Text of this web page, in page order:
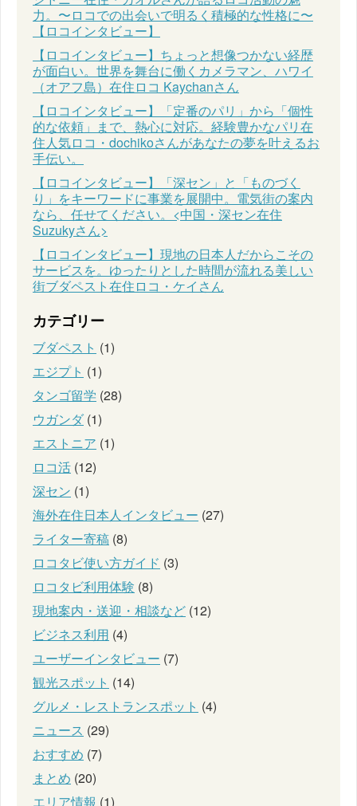
力。〜ロコでの出会いで明るく積極的な性格に〜
【ロコインタビュー】
【ロコインタビュー】ちょっと想像つかない経歴
が面白い。世界を舞台に働くカメラマン、ハワイ
（オアフ島）在住ロコ Kaychanさん
【ロコインタビュー】「定番のパリ」から「個性
的な依頼」まで、熱心に対応。経験豊かなパリ在
住人気ロコ・dochikoさんがあなたの夢を叶えるお
手伝い。
【ロコインタビュー】「深セン」と「ものづく
り」をキーワードに事業を展開中。電気街の案内
なら、任せてください。<中国・深セン在住
Suzukyさん>
【ロコインタビュー】現地の日本人だからこその
サービスを。ゆったりとした時間が流れる美しい
街ブダペスト在住ロコ・ケイさん
カテゴリー
ブダペスト (1)
エジプト (1)
タンゴ留学 (28)
ウガンダ(1)
エストニア (1)
ロコ活 (12)
深セン (1)
海外在住日本人インタビュー (27)
ライター寄稿 (8)
ロコタビ使い方ガイド (3)
ロコタビ利用体験 (8)
現地案内・送迎・相談など (12)
ビジネス利用 (4)
ユーザーインタビュー (7)
観光スポット (14)
グルメ・レストランスポット (4)
ニュース (29)
おすすめ (7)
まとめ (20)
エリア情報 (1)